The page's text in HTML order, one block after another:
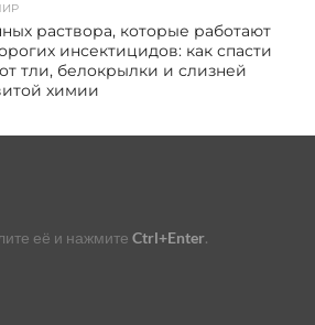
раствора, которые работают
инсектицидов: как спасти
тли, белокрылки и слизней
химии
её и нажмите Ctrl+Enter.